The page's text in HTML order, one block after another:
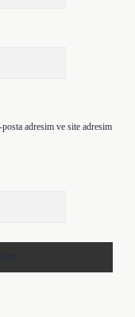
adresim ve site adresim